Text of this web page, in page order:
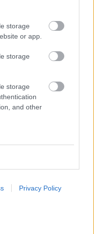
storage
or app.
storage
storage
and other
Privacy Policy
της